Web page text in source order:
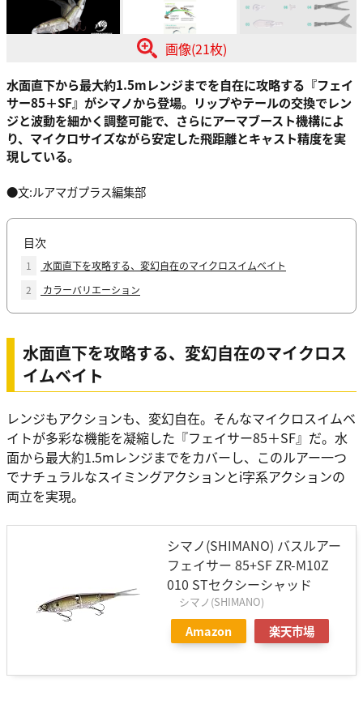
画像(21枚)
水面直下から最大約1.5mレンジまでを自在に攻略する『フェイ
サー85＋SF』がシマノから登場。リップやテールの交換でレン
ジと波動を細かく調整可能で、さらにアーマブースト機構によ
り、マイクロサイズながら安定した飛距離とキャスト精度を実
現している。
●文:ルアマガプラス編集部
目次
1
水面直下を攻略する、変幻自在のマイクロスイムベイト
2
カラーバリエーション
水面直下を攻略する、変幻自在のマイクロス
イムベイト
レンジもアクションも、変幻自在。そんなマイクロスイムベ
イトが多彩な機能を凝縮した『フェイサー85＋SF』だ。水
面から最大約1.5mレンジまでをカバーし、このルアー一つ
でナチュラルなスイミングアクションとi字系アクションの
両立を実現。
シマノ(SHIMANO) バスルアー
フェイサー 85+SF ZR-M10Z
010 STセクシーシャッド
シマノ(SHIMANO)
Amazon 楽天市場